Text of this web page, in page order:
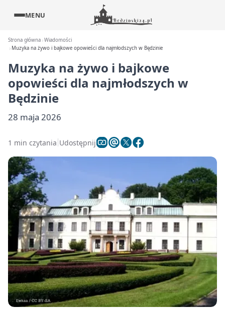
MENU
Strona główna Wiadomości
Muzyka na żywo i bajkowe opowieści dla najmłodszych w Będzinie
Muzyka na żywo i bajkowe
opowieści dla najmłodszych w
Będzinie
28 maja 2026
1 min czytania Udostępnij